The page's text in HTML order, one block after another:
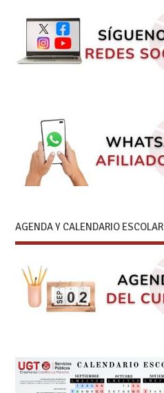
AGENDA Y CALENDARIO ESCOLAR